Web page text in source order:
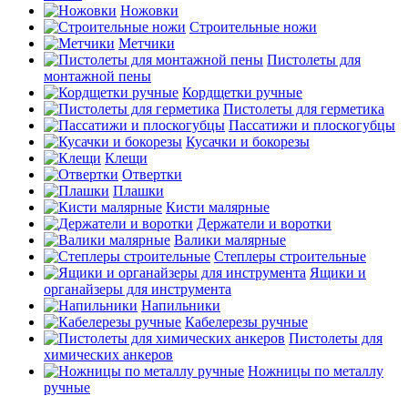
Ножовки
Строительные ножи
Метчики
Пистолеты для
монтажной пены
Кордщетки ручные
Пистолеты для герметика
Пассатижи и плоскогубцы
Кусачки и бокорезы
Клещи
Отвертки
Плашки
Кисти малярные
Держатели и воротки
Валики малярные
Степлеры строительные
Ящики и
органайзеры для инструмента
Напильники
Кабелерезы ручные
Пистолеты для
химических анкеров
Ножницы по металлу
ручные